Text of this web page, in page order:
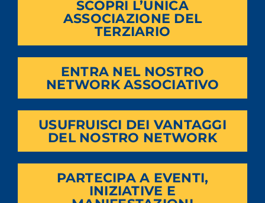
SCOPRI L’UNICA
ASSOCIAZIONE DEL
TERZIARIO
ENTRA NEL NOSTRO
NETWORK ASSOCIATIVO
USUFRUISCI DEI VANTAGGI
DEL NOSTRO NETWORK
PARTECIPA A EVENTI,
INIZIATIVE E